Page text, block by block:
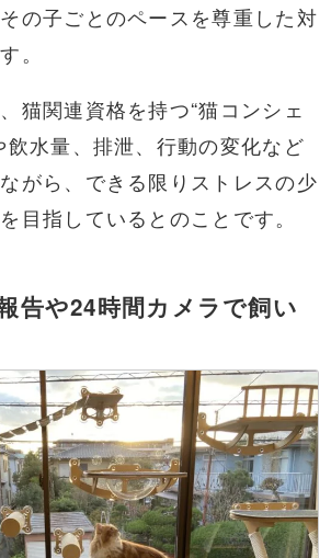
の子ごとのペースを尊重した対
。
猫関連資格を持つ“猫コンシェ
飲水量、排泄、行動の変化など
がら、できる限りストレスの少
目指しているとのことです。
告や24時間カメラで飼い